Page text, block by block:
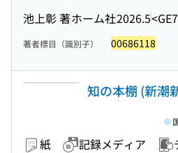
池上彰 著ホーム社2026.5
著者標目（識別子） 00686118
知の本棚 (新潮
紙 記録メディア